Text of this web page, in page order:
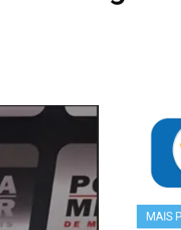
MAIS